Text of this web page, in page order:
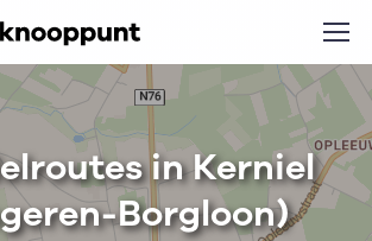
in Kerniel
Borgloon)